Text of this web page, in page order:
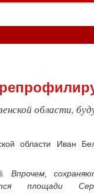
области,
области Иван
Впрочем,
площади